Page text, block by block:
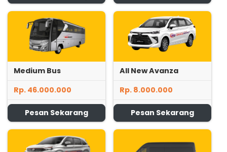
Medium Bus
Rp. 46.000.000
Pesan Sekarang
All New Avanza
Rp. 8.000.000
Pesan Sekarang